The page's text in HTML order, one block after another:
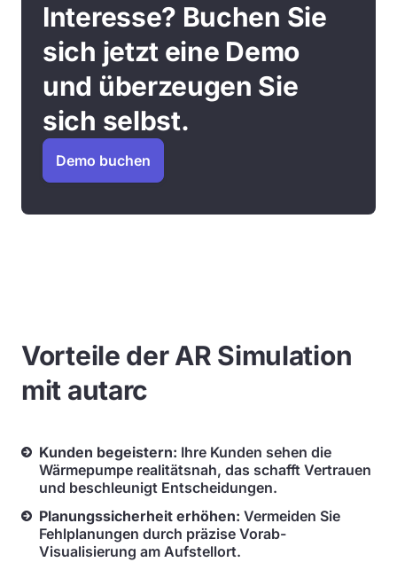
Interesse? Buchen Sie
sich jetzt eine Demo
und überzeugen Sie
sich selbst.
Demo buchen
Vorteile der AR Simulation
mit autarc
Kunden begeistern: Ihre Kunden sehen die
Wärmepumpe realitätsnah, das schafft Vertrauen
und beschleunigt Entscheidungen.
Planungssicherheit erhöhen: Vermeiden Sie
Fehlplanungen durch präzise Vorab-
Visualisierung am Aufstellort.